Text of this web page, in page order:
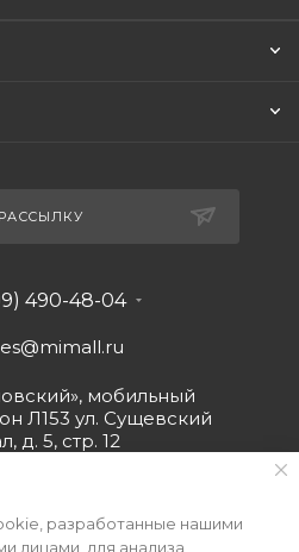
490-48-04
мобильный
Л153 ул. Сущевский
д. 5, стр. 12
разработанные нашими
лицами, для анализа